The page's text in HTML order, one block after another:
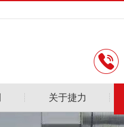
关于捷力